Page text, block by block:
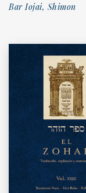
Bar Iojai, Shimon